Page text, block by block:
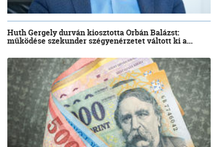
Huth Gergely durván kiosztotta Orbán Balázst:
működése szekunder szégyenérzetet váltott ki a...